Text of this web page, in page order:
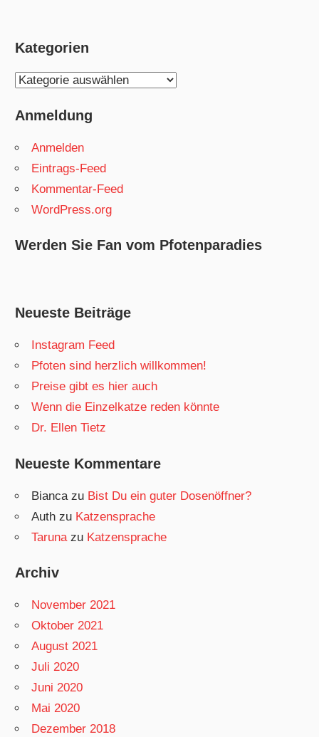
Kategorien
Kategorien
Anmeldung
Anmelden
Eintrags-Feed
Kommentar-Feed
WordPress.org
Werden Sie Fan vom Pfotenparadies
Neueste Beiträge
Instagram Feed
Pfoten sind herzlich willkommen!
Preise gibt es hier auch
Wenn die Einzelkatze reden könnte
Dr. Ellen Tietz
Neueste Kommentare
Bianca zu Bist Du ein guter Dosenöffner?
Auth zu Katzensprache
Taruna zu Katzensprache
Archiv
November 2021
Oktober 2021
August 2021
Juli 2020
Juni 2020
Mai 2020
Dezember 2018